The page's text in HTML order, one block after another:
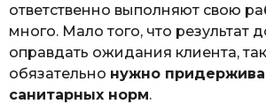
ответственно выполняют свою
много. Мало того, что результат
оправдать ожидания клиента,
обязательно нужно
санитарных норм.